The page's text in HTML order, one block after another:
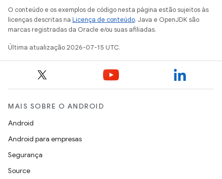
O conteúdo e os exemplos de código nesta página estão sujeitos às
licenças descritas na Licença de conteúdo. Java e OpenJDK são
marcas registradas da Oracle e/ou suas afiliadas.
Última atualização 2026-07-15 UTC.
MAIS SOBRE O ANDROID
Android
Android para empresas
Segurança
Source